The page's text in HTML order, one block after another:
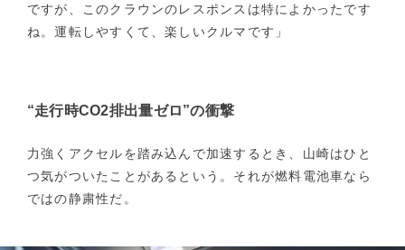
ですが、このクラウンのレスポンスは特によかったです
ね。運転しやすくて、楽しいクルマです」
“走行時CO2排出量ゼロ”の衝撃
力強くアクセルを踏み込んで加速するとき、山崎はひと
つ気がついたことがあるという。それが燃料電池車なら
ではの静粛性だ。